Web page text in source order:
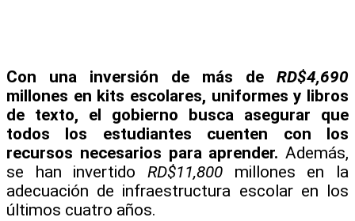
Con una inversión de más de RD$4,690
millones en kits escolares, uniformes y libros
de texto, el gobierno busca asegurar que
todos los estudiantes cuenten con los
recursos necesarios para aprender. Además,
se han invertido RD$11,800 millones en la
adecuación de infraestructura escolar en los
últimos cuatro años.